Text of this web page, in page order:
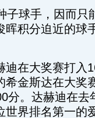
子球手，因而只
晖积分迫近的球
在大奖赛打入
希金斯达在大奖
分。达赫迪在去
世界排名第一的